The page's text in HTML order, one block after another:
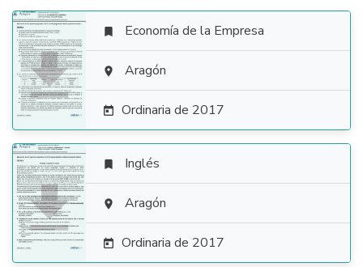

 Economía de la Empresa
 Aragón
 Ordinaria de 2017

 Inglés
 Aragón
 Ordinaria de 2017